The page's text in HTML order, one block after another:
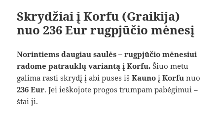
Skrydžiai į Korfu (Graikija)
nuo 236 Eur rugpjūčio mėnesį
Norintiems daugiau saulės – rugpjūčio mėnesiui
radome patrauklų variantą į Korfu. Šiuo metu
galima rasti skrydį į abi puses išKauno įKorfu nuo
236 Eur. Jei ieškojote progos trumpam pabėgimui –
štai ji.